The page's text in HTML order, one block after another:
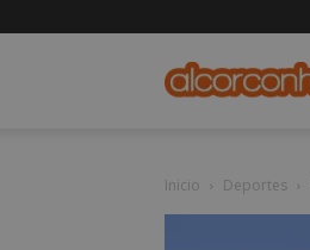
Inicio Deportes